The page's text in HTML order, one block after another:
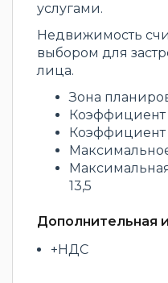
услугами.
Недвижимость
выбором для
лица.
Зона
Коэффициент
Коэффициент
13,5
Дополнительная
+НДС